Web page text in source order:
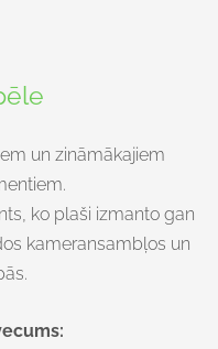
un zināmākajiem
ko plaši izmanto gan
kameransambļos un